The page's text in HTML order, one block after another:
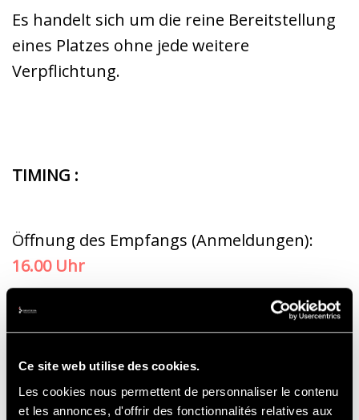
Ce site web utilise des cookies.
Les cookies nous permettent de personnaliser le contenu
et les annonces, d'offrir des fonctionnalités relatives aux
Es handelt sich um die reine Bereitstellung
eines Platzes ohne jede weitere
Verpflichtung.
TIMING :
Öffnung des Empfangs (Anmeldungen):
16.00 Uhr
Beginn der Aktivität:18.15 Uhr
Ende der Aktivität auf der Strecke: gegen